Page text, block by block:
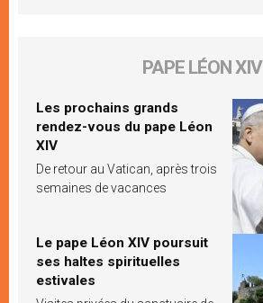
PAPE LÉON XIV
Les prochains grands
rendez-vous du pape Léon
XIV
De retour au Vatican, après trois
semaines de vacances
Le pape Léon XIV poursuit
ses haltes spirituelles
estivales